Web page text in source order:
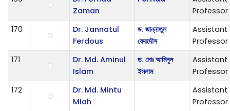
Zaman
Professor
170
Dr. Jannatul
Ferdous
ড. জান্নাতুল
ফেরদৌস
Assistant
Professor
171
Dr. Md. Aminul
Islam
ড. মোঃ আমিনুল
ইসলাম
Assistant
Professor
172
Dr. Md. Mintu
Miah
Assistant
Professor